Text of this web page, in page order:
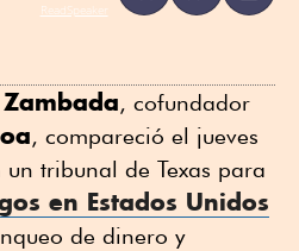
ReadSpeaker
, cofundador
, compareció el jueves
tribunal de Texas para
en Estados Unidos
de dinero y